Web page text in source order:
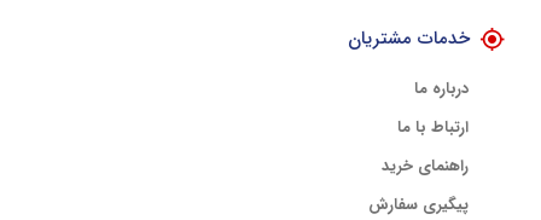
خدمات مشتریان
درباره ما
ارتباط با ما
راهنمای خرید
پیگیری سفارش